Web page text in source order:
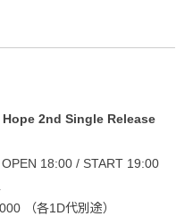
Hope 2nd Single Release
18:00 / START 19:00
（各1D代別途）